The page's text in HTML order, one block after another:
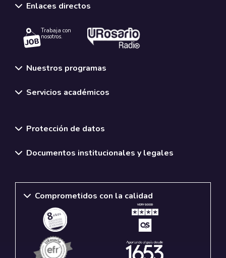
Enlaces directos
Trabaja con
nosotros.
Nuestros programas
Servicios académicos
Protección de datos
Documentos institucionales y legales
Comprometidos con la calidad